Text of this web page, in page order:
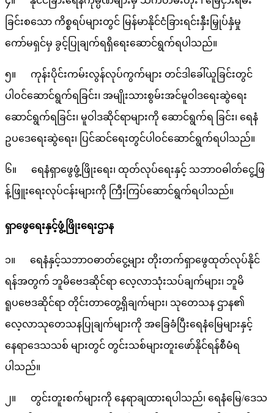
ခြင်းစသော ကိစ္စရပ်များတွင် မြန်မာနိုင်ငံခြားရင်းနှီးမြှုပ်နှံမှု
ကော်မရှင်မှ ခွင့်ပြုချက်ရရှိရေးဆောင်ရွက်ရပါသည်။
၅။ ကုန်းပိုင်းကမ်းလွန်လုပ်ကွက်များ တင်ဒါခေါ်ယူခြင်းတွင်
ပါဝင်ဆောင်ရွက်ရခြင်း၊ အမျိုးသားစွမ်းအင်မူဝါဒရေးဆွဲရေး
ဆောင်ရွက်ရခြင်း၊ မူဝါဒဆိုင်ရာများကို ဆောင်ရွက်ရ ခြင်း၊ ရေနံ
ဥပဒေရေးဆွဲရေး၊ ပြင်ဆင်ရေးတွင်ပါဝင်ဆောင်ရွက်ရပါသည်။
၆။ ရေနံရှာဖွေဖွံ့ဖြိုးရေး၊ ထုတ်လုပ်ရေးနှင့် သဘာဝဓါတ်ငွေ့ဖြ
န့်ဖြူးရေးလုပ်ငန်းများကို ကြီးကြပ်ဆောင်ရွက်ရပါသည်။
ရှာဖွေရေးနှင့်ဖွံ့ဖြိုးရေးဌာန
၁။ ရေနံနှင့်သဘာဝဓာတ်ငွေ့များ တိုးတက်ရှာဖွေထုတ်လုပ်နိုင်
ရန်အတွက် ဘူမိဗေဒဆိုင်ရာ လေ့လာသုံးသပ်ချက်များ၊ ဘူမိ
ရူပဗေဒဆိုင်ရာ တိုင်းတာတွေ့ရှိချက်များ၊ သုတေသန ဌာန၏
လေ့လာသုတေသနပြုချက်များကို အခြေခံပြီးရေနံမြေများနှင့်
နေရာဒေသသစ် များတွင် တွင်းသစ်များတူးဖော်နိုင်ရန်စီမံရ
ပါသည်။
၂။ တွင်းတူးစက်များကို နေရာချထားရပါသည်၊ ရေနံမြေ/ဒေသ